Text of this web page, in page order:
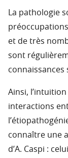
La pathologie
et de très
sont
connaissances
Ainsi,
interactions
connaître une
d’A. Caspi :